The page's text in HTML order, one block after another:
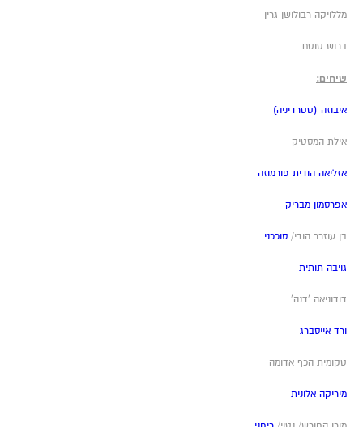
מללויקה רבולושן גרין
ברוש טוטם
שיחים:
איבוזה (טטרדיניה)
אילת המסטיק
אזליאה הודית פורמוזה
אפרסמון מבריק
בן עוזרר הודי/ סוככני
גויבה תותית
דודוניאה 'דנה'
ורד אייסברג
טקומית הכף אדומה
מיריקה אלונית